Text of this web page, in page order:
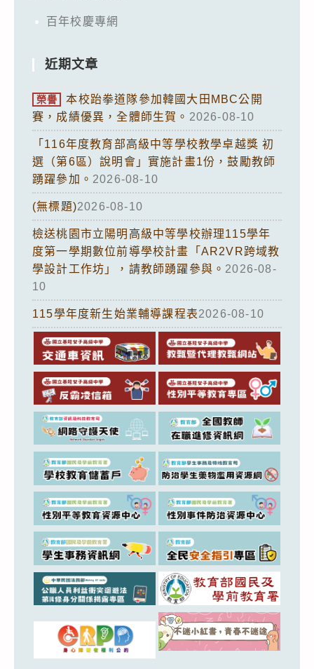
百年校慶專網
近期文章
榮譽
本校跆拳道隊參加韓國大田MBC公開
賽，成績優異，全體師生賀。 2026-08-10
「116年度教育部高級中等學校教學卓越獎 初
選（第6區）說明會」實施計畫1份，鼓勵教師
踴躍參加。 2026-08-10
(無標題)2026-08-10
檢送桃園市立陽明高級中等學校辦理115學年
度第一學期數位前導學校計畫「AR2VR跨域教
學設計工作坊」，請教師踴躍參與。 2026-08-
10
115學年度新生始業輔導課程表2026-08-10